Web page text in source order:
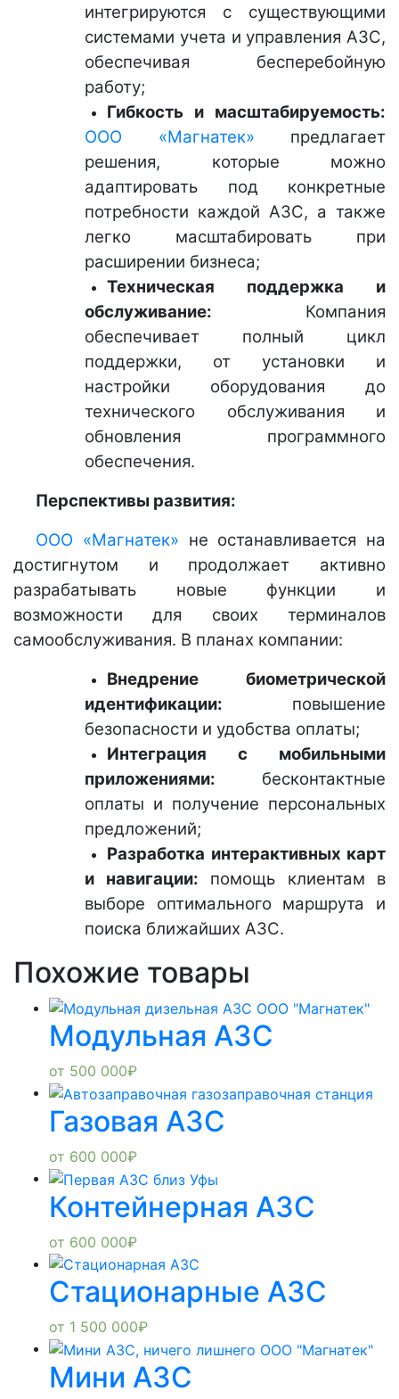
интегрируются с существующими
системами учета и управления АЗС,
обеспечивая бесперебойную
работу;
Гибкость и масштабируемость:
ООО «Магнатек» предлагает
решения, которые можно
адаптировать под конкретные
потребности каждой АЗС, а также
легко масштабировать при
расширении бизнеса;
Техническая поддержка и
обслуживание: Компания
обеспечивает полный цикл
поддержки, от установки и
настройки оборудования до
технического обслуживания и
обновления программного
обеспечения.
Перспективы развития:
ООО «Магнатек» не останавливается на
достигнутом и продолжает активно
разрабатывать новые функции и
возможности для своих терминалов
самообслуживания. В планах компании:
Внедрение биометрической
идентификации: повышение
безопасности и удобства оплаты;
Интеграция с мобильными
приложениями: бесконтактные
оплаты и получение персональных
предложений;
Разработка интерактивных карт
и навигации: помощь клиентам в
выборе оптимального маршрута и
поиска ближайших АЗС.
Похожие товары
Модульная АЗС
от 500 000₽
Газовая АЗС
от 600 000₽
Контейнерная АЗС
от 600 000₽
Стационарные АЗС
от 1 500 000₽
Мини АЗС